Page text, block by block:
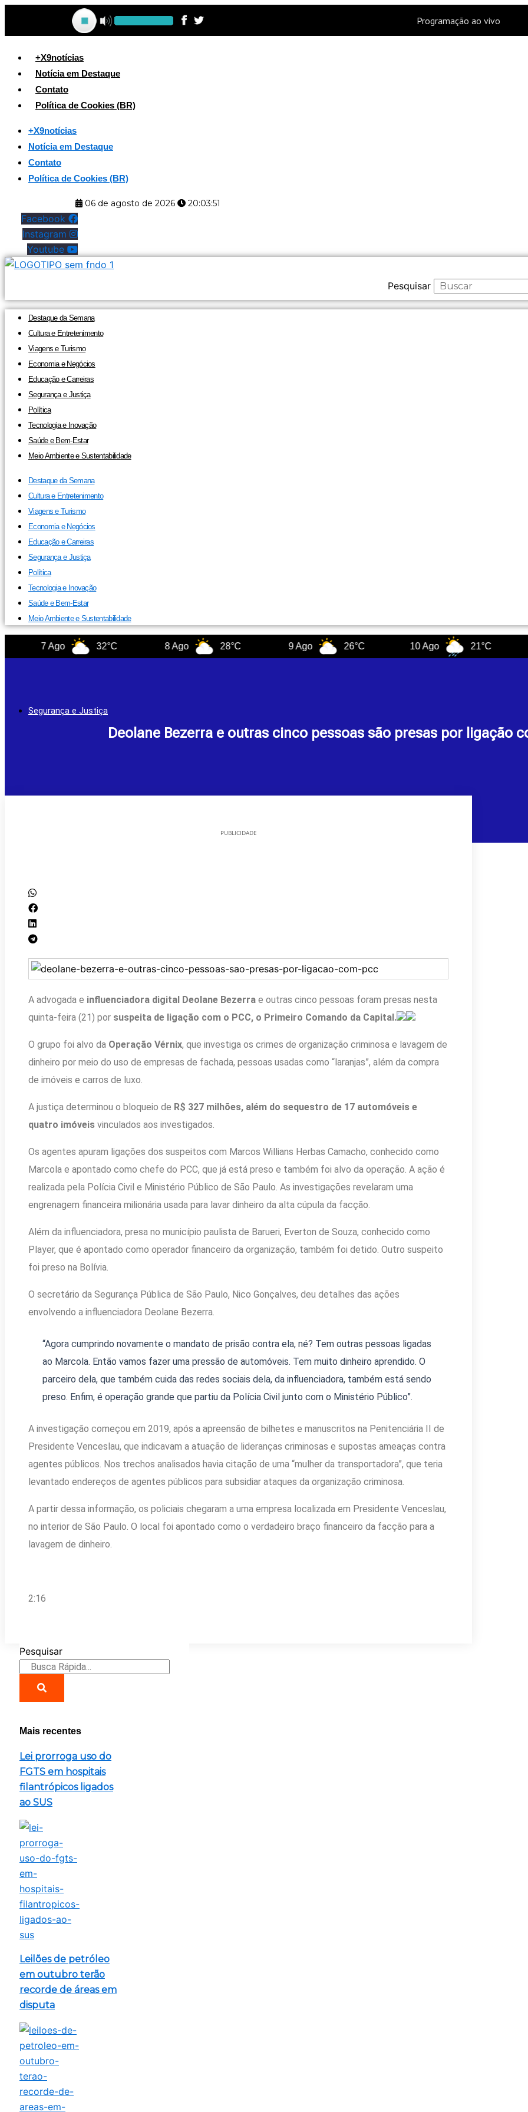
Ir
o
conteúdo+X9notícias
Notícia em Destaque
Contato
Política de Cookies (BR)
+X9notícias
Notícia em Destaque
Contato
Política de Cookies (BR)
06 de agosto de 2026 20:03:52
Facebook
Instagram
Youtube
Pesquisar
Destaque da Semana
Cultura e Entretenimento
Viagens e Turismo
Economia e Negócios
Educação e Carreiras
Segurança e Justiça
Política
Tecnologia e Inovação
Saúde e Bem-Estar
Meio Ambiente e Sustentabilidade
Destaque da Semana
Cultura e Entretenimento
Viagens e Turismo
Economia e Negócios
Educação e Carreiras
Segurança e Justiça
Política
Tecnologia e Inovação
Saúde e Bem-Estar
Meio Ambiente e Sustentabilidade
32°C 28°C 26°C 21°C
Segurança e Justiça
Deolane Bezerra e outras cinco pessoas são presas por ligação
PUBLICIDADE
A advogada e influenciadora digital Deolane Bezerra e outras cinco pessoas foram presas nesta
quinta-feira (21) por suspeita de ligação com o PCC, o Primeiro Comando da Capital.
O grupo foi alvo da Operação Vérnix, que investiga os crimes de organização criminosa e lavagem de
dinheiro por meio do uso de empresas de fachada, pessoas usadas como “laranjas”, além da compra
de imóveis e carros de luxo.
A justiça determinou o bloqueio de R$ 327 milhões, além do sequestro de 17 automóveis e
quatro imóveis vinculados aos investigados.
Os agentes apuram ligações dos suspeitos com Marcos Willians Herbas Camacho, conhecido como
Marcola e apontado como chefe do PCC, que já está preso e também foi alvo da operação. A ação é
realizada pela Polícia Civil e Ministério Público de São Paulo. As investigações revelaram uma
engrenagem financeira milionária usada para lavar dinheiro da alta cúpula da facção.
Além da influenciadora, presa no município paulista de Barueri, Everton de Souza, conhecido como
Player, que é apontado como operador financeiro da organização, também foi detido. Outro suspeito
foi preso na Bolívia.
O secretário da Segurança Pública de São Paulo, Nico Gonçalves, deu detalhes das ações
envolvendo a influenciadora Deolane Bezerra.
“Agora cumprindo novamente o mandato de prisão contra ela, né? Tem outras pessoas ligadas
ao Marcola. Então vamos fazer uma pressão de automóveis. Tem muito dinheiro aprendido. O
parceiro dela, que também cuida das redes sociais dela, da influenciadora, também está sendo
preso. Enfim, é operação grande que partiu da Polícia Civil junto com o Ministério Público”.
A investigação começou em 2019, após a apreensão de bilhetes e manuscritos na Penitenciária II de
Presidente Venceslau, que indicavam a atuação de lideranças criminosas e supostas ameaças contra
agentes públicos. Nos trechos analisados havia citação de uma “mulher da transportadora”, que teria
levantado endereços de agentes públicos para subsidiar ataques da organização criminosa.
A partir dessa informação, os policiais chegaram a uma empresa localizada em Presidente Venceslau,
no interior de São Paulo. O local foi apontado como o verdadeiro braço financeiro da facção para a
lavagem de dinheiro.
2:16
Pesquisar
Mais recentes
Lei prorroga uso do
FGTS em hospitais
filantrópicos ligados
ao SUS
Leilões de petróleo
em outubro terão
recorde de áreas em
disputa